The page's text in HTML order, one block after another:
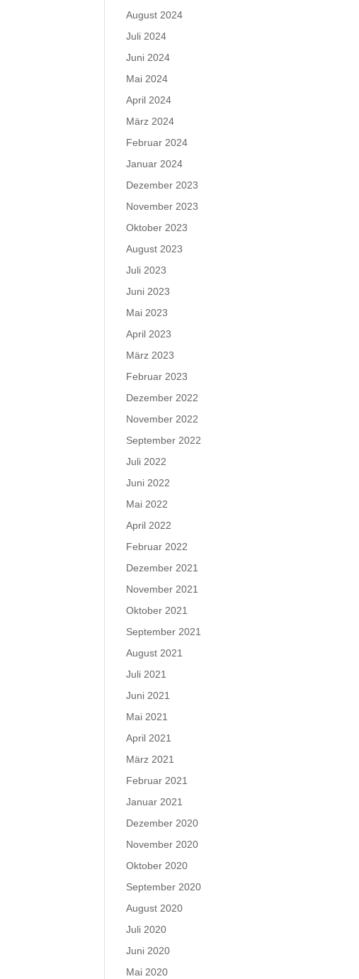
August 2024
Juli 2024
Juni 2024
Mai 2024
April 2024
März 2024
Februar 2024
Januar 2024
Dezember 2023
November 2023
Oktober 2023
August 2023
Juli 2023
Juni 2023
Mai 2023
April 2023
März 2023
Februar 2023
Dezember 2022
November 2022
September 2022
Juli 2022
Juni 2022
Mai 2022
April 2022
Februar 2022
Dezember 2021
November 2021
Oktober 2021
September 2021
August 2021
Juli 2021
Juni 2021
Mai 2021
April 2021
März 2021
Februar 2021
Januar 2021
Dezember 2020
November 2020
Oktober 2020
September 2020
August 2020
Juli 2020
Juni 2020
Mai 2020